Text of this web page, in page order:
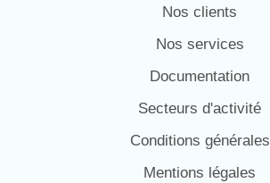
Nos clients
Nos services
Documentation
Secteurs d'activité
Conditions générales
Mentions légales